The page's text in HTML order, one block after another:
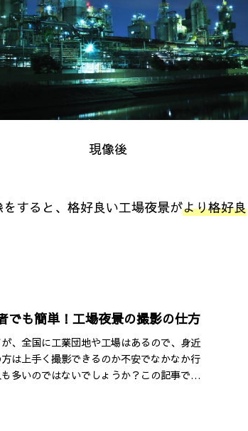
現像後
すると、格好良い工場夜景がより格好良
でも簡単！工場夜景の撮影の仕方
、全国に工業団地や工場はあるので、身近
は上手く撮影できるのか不安でなかなか行
多いのではないでしょうか？この記事で